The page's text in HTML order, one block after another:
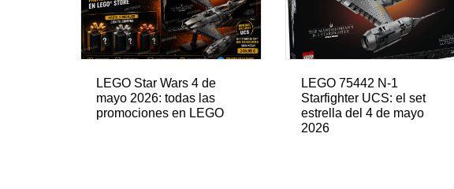
LEGO Star Wars 4 de
mayo 2026: todas las
promociones en LEGO
LEGO 75442 N-1
Starfighter UCS: el set
estrella del 4 de mayo
2026